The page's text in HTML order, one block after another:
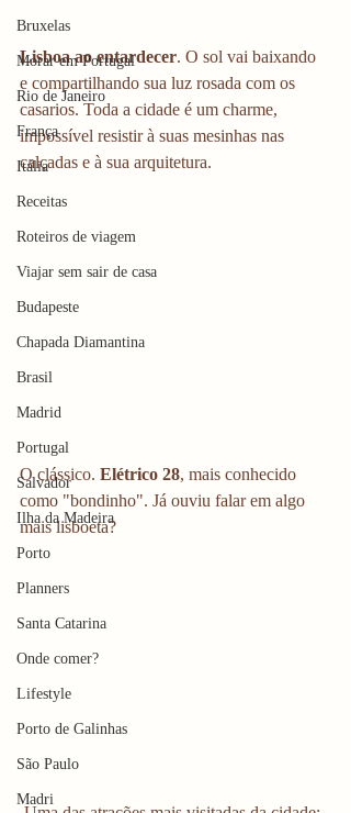
Bruxelas
Morar em Portugal
Rio de Janeiro
França
Itália
Receitas
Roteiros de viagem
Viajar sem sair de casa
Budapeste
Chapada Diamantina
Brasil
Madrid
Portugal
Salvador
Ilha da Madeira
Porto
Planners
Santa Catarina
Onde comer?
Lifestyle
Porto de Galinhas
São Paulo
Madri
Lisboa ao entardecer. O sol vai baixando
e compartilhando sua luz rosada com os
casarios. Toda a cidade é um charme,
impossível resistir à suas mesinhas nas
calçadas e à sua arquitetura.
O clássico. Elétrico 28, mais conhecido
como "bondinho". Já ouviu falar em algo
mais lisboeta?